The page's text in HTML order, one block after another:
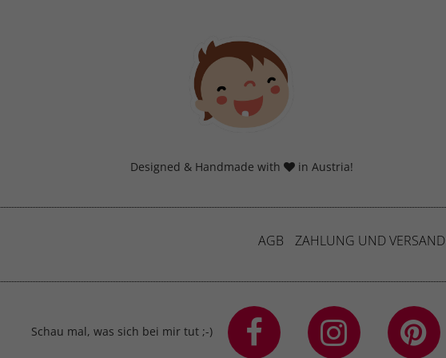
Designed & Handmade with in Austria!
AGB ZAHLUNG UND VERSAND
Schau mal, was sich bei mir tut ;-)